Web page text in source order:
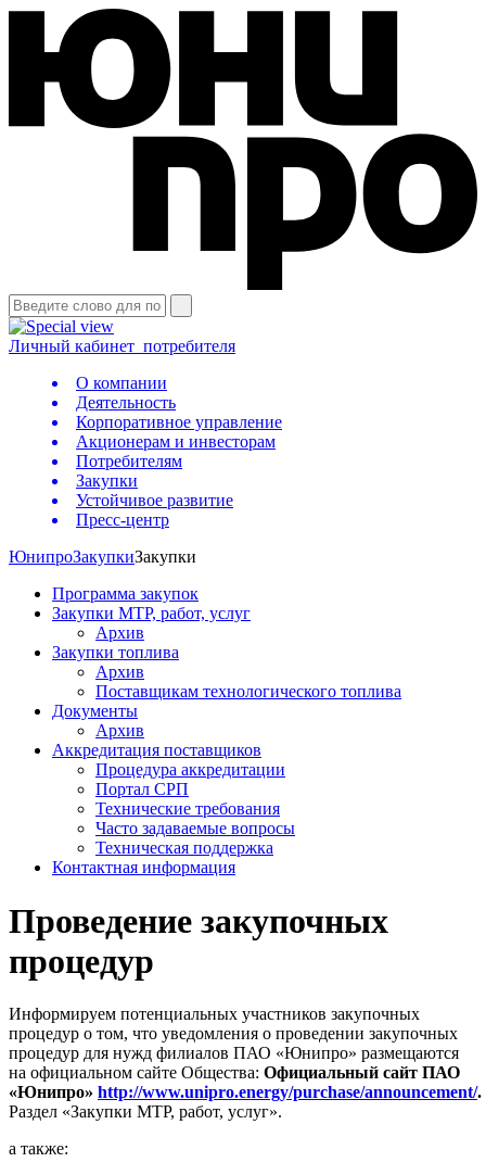
Личный кабинет потребителя
О компании
Деятельность
Корпоративное управление
Акционерам и инвесторам
Потребителям
Закупки
Устойчивое развитие
Пресс-центр
ЮнипроЗакупкиЗакупки
Программа закупок
Закупки МТР, работ, услуг
Архив
Закупки топлива
Архив
Поставщикам технологического топлива
Документы
Архив
Аккредитация поставщиков
Процедура аккредитации
Портал СРП
Технические требования
Часто задаваемые вопросы
Техническая поддержка
Контактная информация
Проведение закупочных
процедур
Информируем потенциальных участников закупочных
процедур о том, что уведомления о проведении закупочных
процедур для нужд филиалов ПАО «Юнипро» размещаются
на официальном сайте Общества: Официальный сайт ПАО
«Юнипро» http://www.unipro.energy/purchase/announcement/.
Раздел «Закупки МТР, работ, услуг».
а также: